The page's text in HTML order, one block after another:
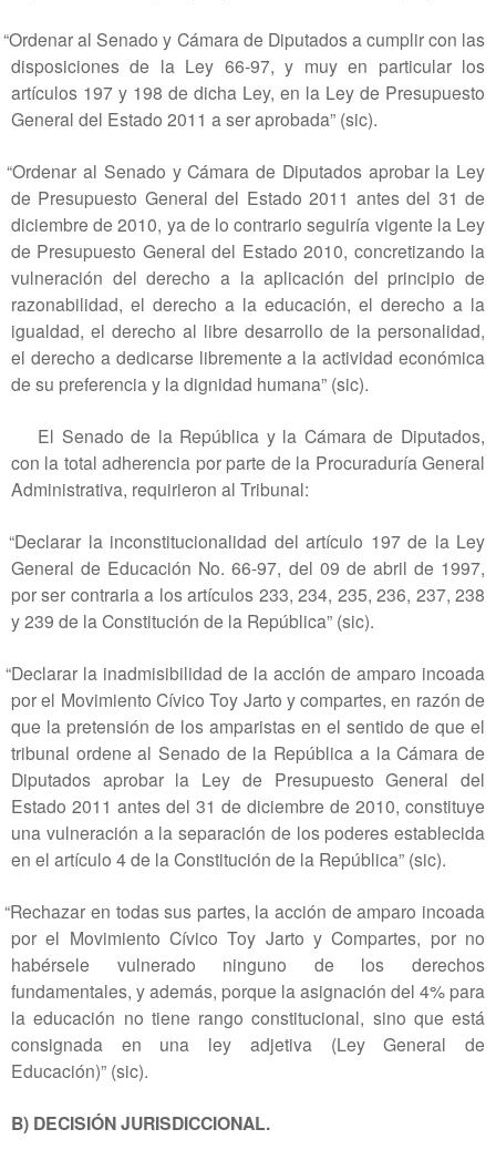
“Ordenar al Senado y Cámara de Diputados a cumplir con las
disposiciones de la Ley 66-97, y muy en particular los
artículos 197 y 198 de dicha Ley, en la Ley de Presupuesto
General del Estado 2011 a ser aprobada” (sic).
“Ordenar al Senado y Cámara de Diputados aprobar la Ley
de Presupuesto General del Estado 2011 antes del 31 de
diciembre de 2010, ya de lo contrario seguiría vigente la Ley
de Presupuesto General del Estado 2010, concretizando la
vulneración del derecho a la aplicación del principio de
razonabilidad, el derecho a la educación, el derecho a la
igualdad, el derecho al libre desarrollo de la personalidad,
el derecho a dedicarse libremente a la actividad económica
de su preferencia y la dignidad humana” (sic).
El Senado de la República y la Cámara de Diputados,
con la total adherencia por parte de la Procuraduría General
Administrativa, requirieron al Tribunal:
“Declarar la inconstitucionalidad del artículo 197 de la Ley
General de Educación No. 66-97, del 09 de abril de 1997,
por ser contraria a los artículos 233, 234, 235, 236, 237, 238
y 239 de la Constitución de la República” (sic).
“Declarar la inadmisibilidad de la acción de amparo incoada
por el Movimiento Cívico Toy Jarto y compartes, en razón de
que la pretensión de los amparistas en el sentido de que el
tribunal ordene al Senado de la República a la Cámara de
Diputados aprobar la Ley de Presupuesto General del
Estado 2011 antes del 31 de diciembre de 2010, constituye
una vulneración a la separación de los poderes establecida
en el artículo 4 de la Constitución de la República” (sic).
“Rechazar en todas sus partes, la acción de amparo incoada
por el Movimiento Cívico Toy Jarto y Compartes, por no
habérsele vulnerado ninguno de los derechos
fundamentales, y además, porque la asignación del 4% para
la educación no tiene rango constitucional, sino que está
consignada en una ley adjetiva (Ley General de
Educación)” (sic).
B) DECISIÓN JURISDICCIONAL.